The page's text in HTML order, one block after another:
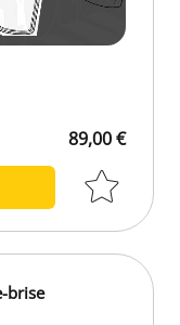
89,00 €
brise